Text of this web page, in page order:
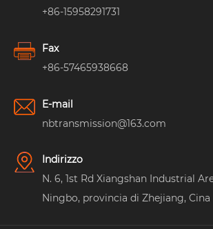
+86-15958291731
Fax
+86-57465938668
E-mail
nbtransmission@163.com
Indirizzo
N. 6, 1st Rd Xiangshan Industrial
Ningbo, provincia di Zhejiang, Cina